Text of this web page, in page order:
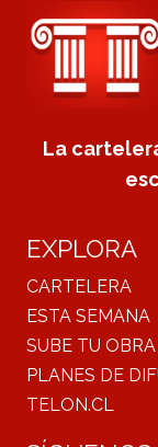
La
EXPLORA
CARTELERA
ESTA SEMANA
SUBE TU OBRA
PLANES DE
TELON.CL